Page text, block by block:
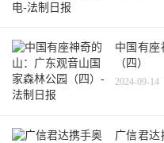
中国有座
（四）
2024-09-14
广信君达